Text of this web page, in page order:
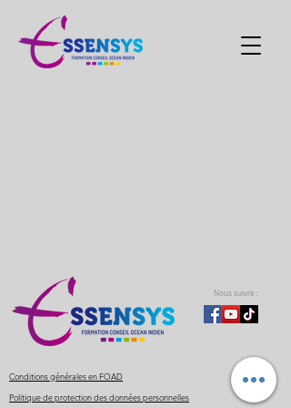
Nous suivre :
Conditions générales en FOAD
Politique de protection des données personnelles